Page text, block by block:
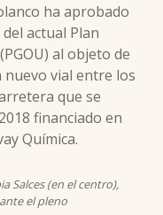
ha aprobado
actual Plan
al objeto de
vial entre los
que se
financiado en
Química.
Salces (en el centro),
el pleno